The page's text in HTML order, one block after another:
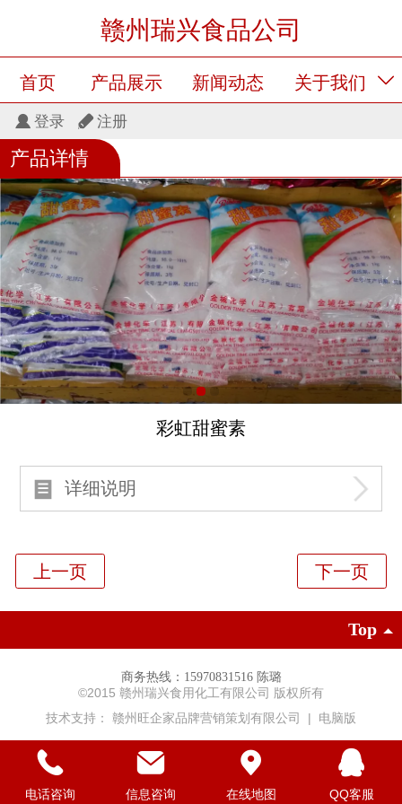
赣州瑞兴食品公司
首页 产品展示 新闻动态 关于我们
留言板 产品展示
登录 注册
产品详情
彩虹甜蜜素
详细说明
Top
商务热线：15970831516 陈璐
©2015 赣州瑞兴食用化工有限公司 版权所有
技术支持： 赣州旺企家品牌营销策划有限公司 | 电脑版
电话咨询 信息咨询 在线地图 QQ客服